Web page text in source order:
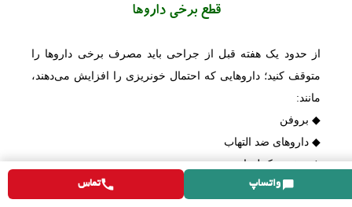
قطع برخی داروها
از حدود یک هفته قبل از جراحی باید مصرف برخی داروها را
متوقف کنید؛ داروهایی که احتمال خونریزی را افزایش می‌دهند،
مانند:
◆ بروفن
◆ داروهای ضد التهاب
◆ برخی مکمل‌ها
◆ داروی آسپرین اهمیت بیشتری دارد و باید حداقل دو هفته قبل
واتساپ تماس